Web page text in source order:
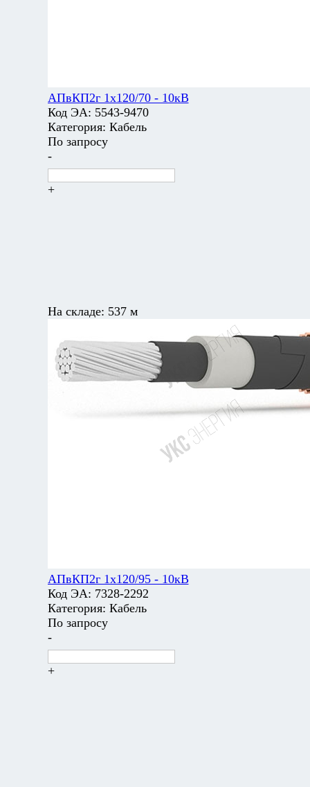
АПвКП2г 1х120/70 - 10кВ
Код ЭА: 5543-9470
Категория: Кабель
По запросу
-
+
На складе: 537 м
АПвКП2г 1х120/95 - 10кВ
Код ЭА: 7328-2292
Категория: Кабель
По запросу
-
+